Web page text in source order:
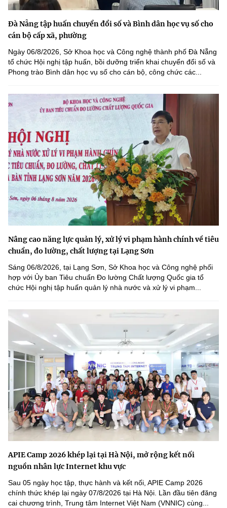
Đà Nẵng tập huấn chuyển đổi số và Bình dân học vụ số cho
cán bộ cấp xã, phường
Ngày 06/8/2026, Sở Khoa học và Công nghệ thành phố Đà Nẵng
tổ chức Hội nghị tập huấn, bồi dưỡng triển khai chuyển đổi số và
Phong trào Bình dân học vụ số cho cán bộ, công chức các...
Nâng cao năng lực quản lý, xử lý vi phạm hành chính về tiêu
chuẩn, đo lường, chất lượng tại Lạng Sơn
Sáng 06/8/2026, tại Lạng Sơn, Sở Khoa học và Công nghệ phối
hợp với Ủy ban Tiêu chuẩn Đo lường Chất lượng Quốc gia tổ
chức Hội nghị tập huấn quản lý nhà nước và xử lý vi phạm...
APIE Camp 2026 khép lại tại Hà Nội, mở rộng kết nối
nguồn nhân lực Internet khu vực
Sau 05 ngày học tập, thực hành và kết nối, APIE Camp 2026
chính thức khép lại ngày 07/8/2026 tại Hà Nội. Lần đầu tiên đăng
cai chương trình, Trung tâm Internet Việt Nam (VNNIC) cùng...